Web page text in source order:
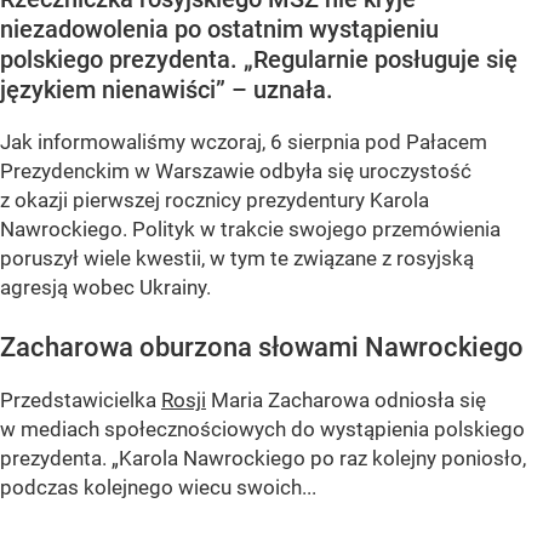
niezadowolenia po ostatnim wystąpieniu
polskiego prezydenta. „Regularnie posługuje się
językiem nienawiści” – uznała.
Jak informowaliśmy wczoraj, 6 sierpnia pod Pałacem
Prezydenckim w Warszawie odbyła się uroczystość
z okazji pierwszej rocznicy prezydentury Karola
Nawrockiego. Polityk w trakcie swojego przemówienia
poruszył wiele kwestii, w tym te związane z rosyjską
agresją wobec Ukrainy.
Zacharowa oburzona słowami Nawrockiego
Przedstawicielka Rosji Maria Zacharowa odniosła się
w mediach społecznościowych do wystąpienia polskiego
prezydenta. „Karola Nawrockiego po raz kolejny poniosło,
podczas kolejnego wiecu swoich...